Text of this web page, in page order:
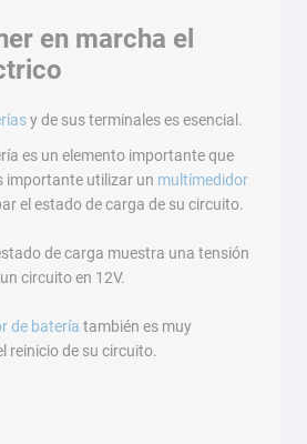
en marcha el
y de sus terminales es esencial.
es un elemento importante que
importante utilizar un multímedidor
el estado de carga de su circuito.
de carga muestra una tensión
circuito en 12V.
de batería también es muy
reinicio de su circuito.